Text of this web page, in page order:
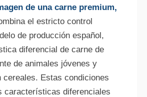
de una carne premium,
el estricto control
de producción español,
diferencial de carne de
de animales jóvenes y
cereales. Estas condiciones
características diferenciales